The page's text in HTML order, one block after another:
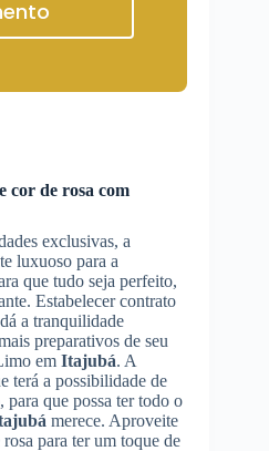
cor de rosa com
exclusivas, a
luxuoso para a
que tudo seja perfeito,
Estabelecer contrato
a tranquilidade
preparativos de seu
em Itajubá. A
terá a possibilidade de
que possa ter todo o
merece. Aproveite
para ter um toque de